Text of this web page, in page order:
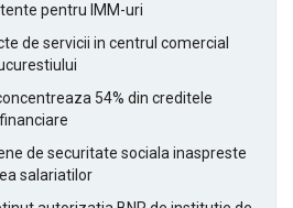
pentru IMM-uri
de servicii in centrul comercial
54% din creditele
de securitate sociala inaspreste
salariatilor